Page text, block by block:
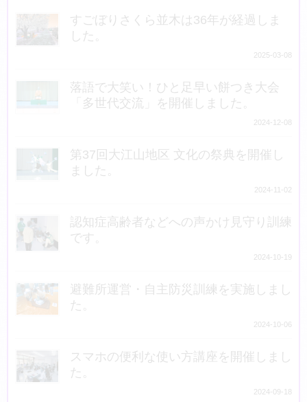
すごぼりさくら並木は36年が経過しま
した。
2025-03-08
落語で大笑い！ひと足早い餅つき大会
「多世代交流」を開催しました。
2024-12-08
第37回大江山地区 文化の祭典を開催し
ました。
2024-11-02
認知症高齢者などへの声かけ見守り訓練
です。
2024-10-19
避難所運営・自主防災訓練を実施しまし
た。
2024-10-06
スマホの便利な使い方講座を開催しまし
た。
2024-09-18